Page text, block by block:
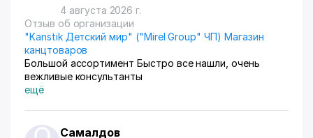
4 августа 2026 г.
Отзыв об организации
"Kanstik Детский мир" ("Mirel Group" ЧП) Магазин
канцтоваров
Большой ассортимент Быстро все нашли, очень
вежливые консультанты
ещё
Самалдов